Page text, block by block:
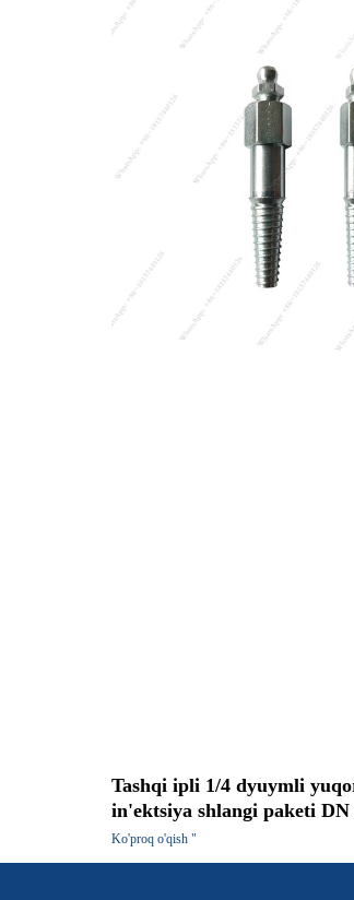
Tashqi ipli 1/4 dyuymli
in'ektsiya shlangi paketi DN
Ko'proq o'qish "